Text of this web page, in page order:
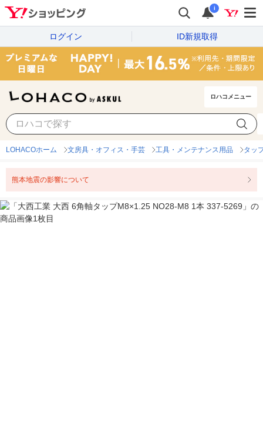
i
ログイン ID新規取得
ロハコメニュー
LOHACOホーム 文房具・オフィス・手芸 工具・メンテナンス用品 タッ
熊本地震の影響について